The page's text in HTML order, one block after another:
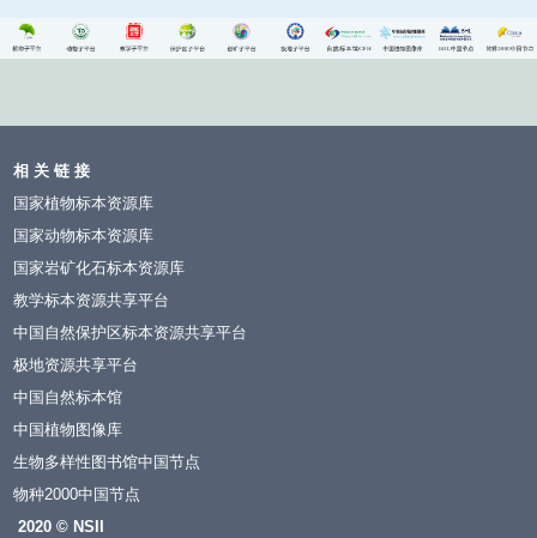
相 关 链 接
国家植物标本资源库
国家动物标本资源库
国家岩矿化石标本资源库
教学标本资源共享平台
中国自然保护区标本资源共享平台
极地资源共享平台
中国自然标本馆
中国植物图像库
生物多样性图书馆中国节点
物种2000中国节点
2020 © NSII